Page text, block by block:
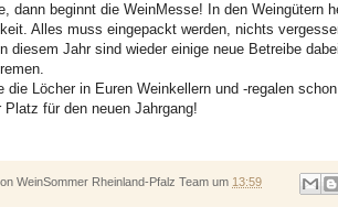
dann beginnt die WeinMesse! In den Weingütern
Alles muss eingepackt werden, nichts
diesem Jahr sind wieder einige neue Betreibe
die Löcher in Euren Weinkellern und -regalen
Platz für den neuen Jahrgang!
WeinSommer Rheinland-Pfalz Team um 13:59